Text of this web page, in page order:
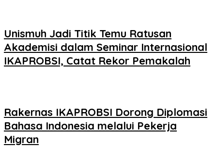
Unismuh Jadi Titik Temu Ratusan
Akademisi dalam Seminar Internasional
IKAPROBSI, Catat Rekor Pemakalah
Rakernas IKAPROBSI Dorong Diplomasi
Bahasa Indonesia melalui Pekerja
Migran